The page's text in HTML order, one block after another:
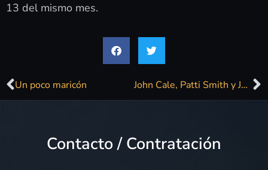
13 del mismo mes.
Un poco maricón John Cale, Patti Smith y Juno
Contacto / Contratación